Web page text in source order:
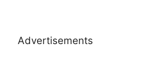
Advertisements